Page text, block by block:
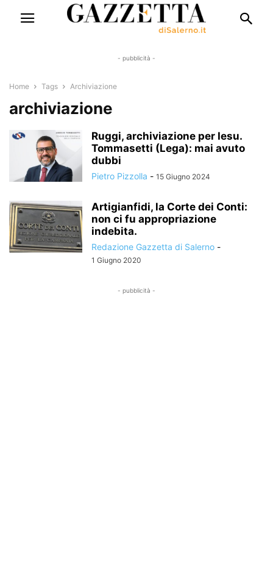
- pubblicità -
Home Tags Archiviazione
archiviazione
Ruggi, archiviazione per Iesu.
Tommasetti (Lega): mai avuto
dubbi
Pietro Pizzolla - 15 Giugno 2024
Artigianfidi, la Corte dei Conti:
non ci fu appropriazione
indebita.
Redazione Gazzetta di Salerno -
1 Giugno 2020
- pubblicità -